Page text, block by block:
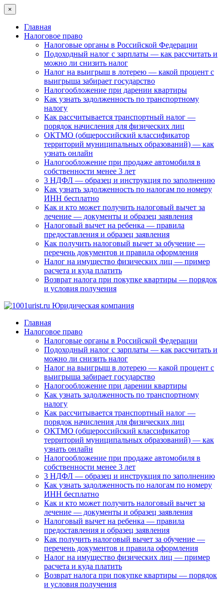
×
Главная
Налоговое право
Налоговые органы в Российской Федерации
Подоходный налог с зарплаты — как рассчитать и
можно ли снизить налог
Налог на выигрыш в лотерею — какой процент с
выигрыша забирает государство
Налогообложение при дарении квартиры
Как узнать задолженность по транспортному
налогу
Как рассчитывается транспортный налог —
порядок начисления для физических лиц
ОКТМО (общероссийский классификатор
территорий муниципальных образований) — как
узнать онлайн
Налогообложение при продаже автомобиля в
собственности менее 3 лет
3 НДФЛ — образец и инструкция по заполнению
Как узнать задолженность по налогам по номеру
ИНН бесплатно
Как и кто может получить налоговый вычет за
лечение — документы и образец заявления
Налоговый вычет на ребенка — правила
предоставления и образец заявления
Как получить налоговый вычет за обучение —
перечень документов и правила оформления
Налог на имущество физических лиц — пример
расчета и куда платить
Возврат налога при покупке квартиры — порядок
и условия получения
Главная
Налоговое право
Налоговые органы в Российской Федерации
Подоходный налог с зарплаты — как рассчитать и
можно ли снизить налог
Налог на выигрыш в лотерею — какой процент с
выигрыша забирает государство
Налогообложение при дарении квартиры
Как узнать задолженность по транспортному
налогу
Как рассчитывается транспортный налог —
порядок начисления для физических лиц
ОКТМО (общероссийский классификатор
территорий муниципальных образований) — как
узнать онлайн
Налогообложение при продаже автомобиля в
собственности менее 3 лет
3 НДФЛ — образец и инструкция по заполнению
Как узнать задолженность по налогам по номеру
ИНН бесплатно
Как и кто может получить налоговый вычет за
лечение — документы и образец заявления
Налоговый вычет на ребенка — правила
предоставления и образец заявления
Как получить налоговый вычет за обучение —
перечень документов и правила оформления
Налог на имущество физических лиц — пример
расчета и куда платить
Возврат налога при покупке квартиры — порядок
и условия получения